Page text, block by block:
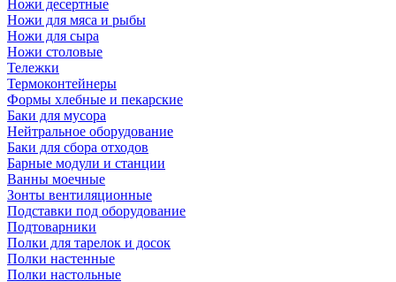
Ножи десертные
Ножи для мяса и рыбы
Ножи для сыра
Ножи столовые
Тележки
Термоконтейнеры
Формы хлебные и пекарские
Баки для мусора
Нейтральное оборудование
Баки для сбора отходов
Барные модули и станции
Ванны моечные
Зонты вентиляционные
Подставки под оборудование
Подтоварники
Полки для тарелок и досок
Полки настенные
Полки настольные